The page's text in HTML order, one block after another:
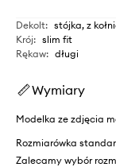
Dekolt: stójka, z
Krój: slim fit
Rękaw: długi
Wymiary
Modelka ze zdjęcia
Rozmiarówka
Zalecamy wybór